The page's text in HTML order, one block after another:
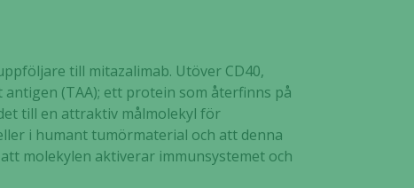
till mitazalimab. Utöver CD40,
antigen (TAA); ett protein som återfinns på
till en attraktiv målmolekyl för
i humant tumörmaterial och att denna
molekylen aktiverar immunsystemet och